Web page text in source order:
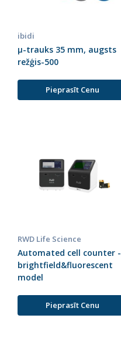
ibidi
µ-trauks 35 mm, augsts
režģis-500
Pieprasīt Cenu
RWD Life Science
Automated cell counter -
brightfield&fluorescent
model
Pieprasīt Cenu